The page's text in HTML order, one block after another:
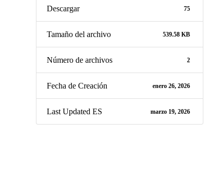
Descargar 75
Tamaño del archivo 539.58 KB
Número de archivos 2
Fecha de Creación enero 26, 2026
Last Updated ES marzo 19, 2026